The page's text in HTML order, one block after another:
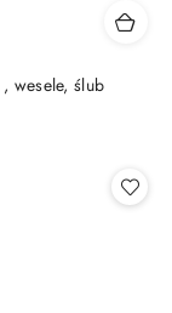
wesele, ślub